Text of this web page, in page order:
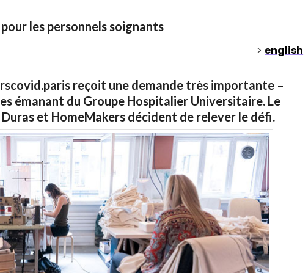
les personnels soignants
> english
reçoit une demande très importante –
émanant du Groupe Hospitalier Universitaire. Le
et HomeMakers décident de relever le défi.